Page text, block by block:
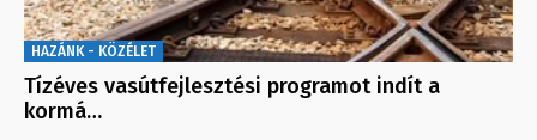
HAZÁNK - KÖZÉLET
Tízéves vasútfejlesztési programot indít a
kormá…